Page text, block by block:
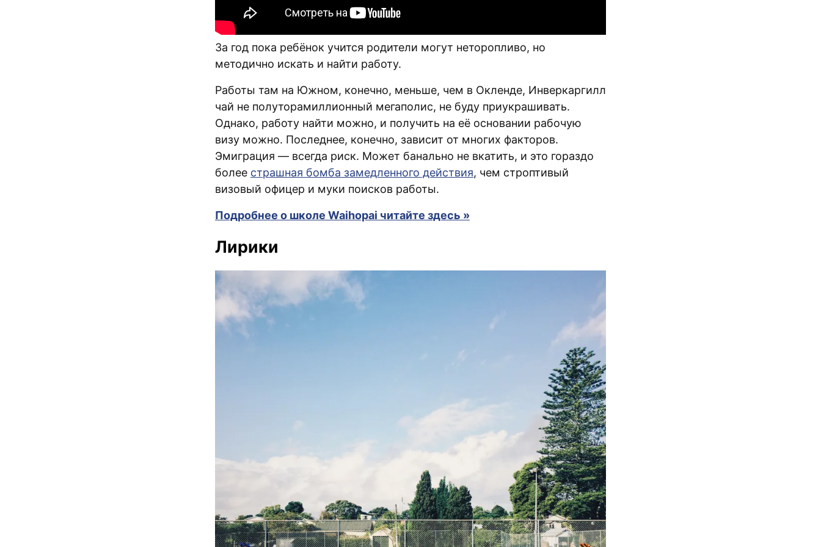
За год пока ребёнок учится родители могут неторопливо, но
методично искать и найти работу.
Работы там на Южном, конечно, меньше, чем в Окленде, Инверкаргилл
чай не полуторамиллионный мегаполис, не буду приукрашивать.
Однако, работу найти можно, и получить на её основании рабочую
визу можно. Последнее, конечно, зависит от многих факторов.
Эмиграция — всегда риск. Может банально не вкатить, и это гораздо
более страшная бомба замедленного действия, чем строптивый
визовый офицер и муки поисков работы.
Подробнее о школе Waihopai читайте здесь »
Лирики